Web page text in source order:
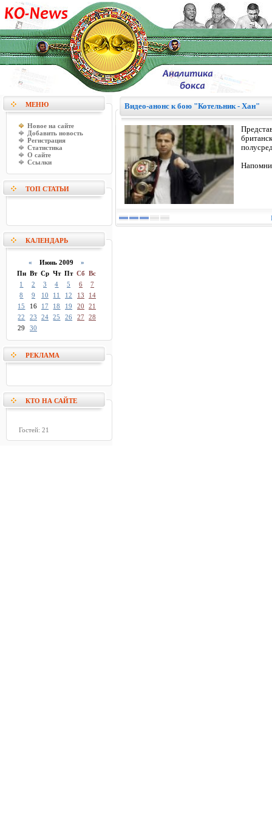
МЕНЮ
Новое на сайте
Добавить новость
Регистрация
Статистика
О сайте
Ссылки
ТОП СТАТЬИ
КАЛЕНДАРЬ
« Июнь 2009 »
Пн Вт Ср Чт Пт Сб Вс
1
2 3 4 5 6
7
8
9 10 11 12 13
14
15
16 17 18 19 20
21
22
23 24 25 26 27
28
29
30
РЕКЛАМА
КТО НА САЙТЕ
Гостей: 21
Видео-анонс к бою "Котельник - Хан"